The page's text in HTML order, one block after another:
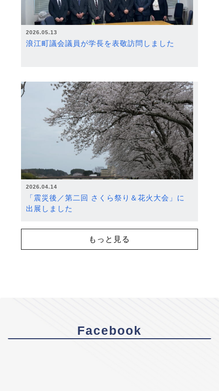
2026.05.13
浪江町議会議員が学長を表敬訪問しました
2026.04.14
「震災後／第二回 さくら祭り＆花火大会」に
出展しました
もっと見る
Facebook